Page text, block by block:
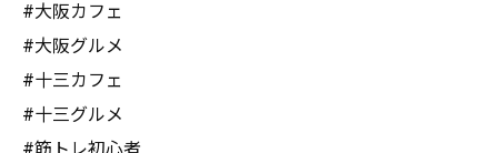
#大阪カフェ
#大阪グルメ
#十三カフェ
#十三グルメ